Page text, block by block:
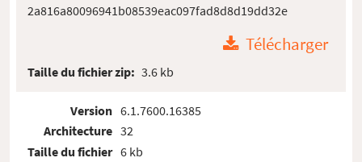
2a816a80096941b08539eac097fad8d8d19dd32e
Télécharger
Taille du fichier zip: 3.6 kb
Version
Architecture
Taille du fichier
6.1.7600.16385
32
6 kb